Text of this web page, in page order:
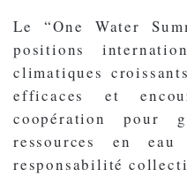
Le “One Water
positions
climatiques
efficaces et
coopération pour
ressources en
responsabilité